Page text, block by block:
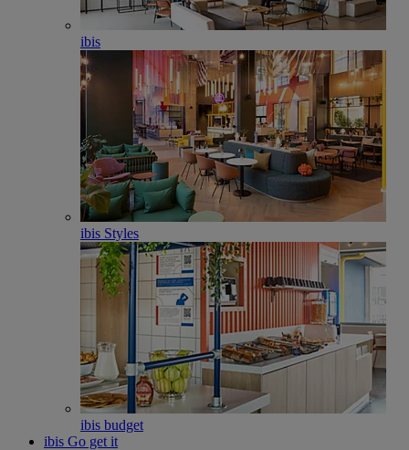
ibis
ibis Styles
ibis budget
ibis Go get it